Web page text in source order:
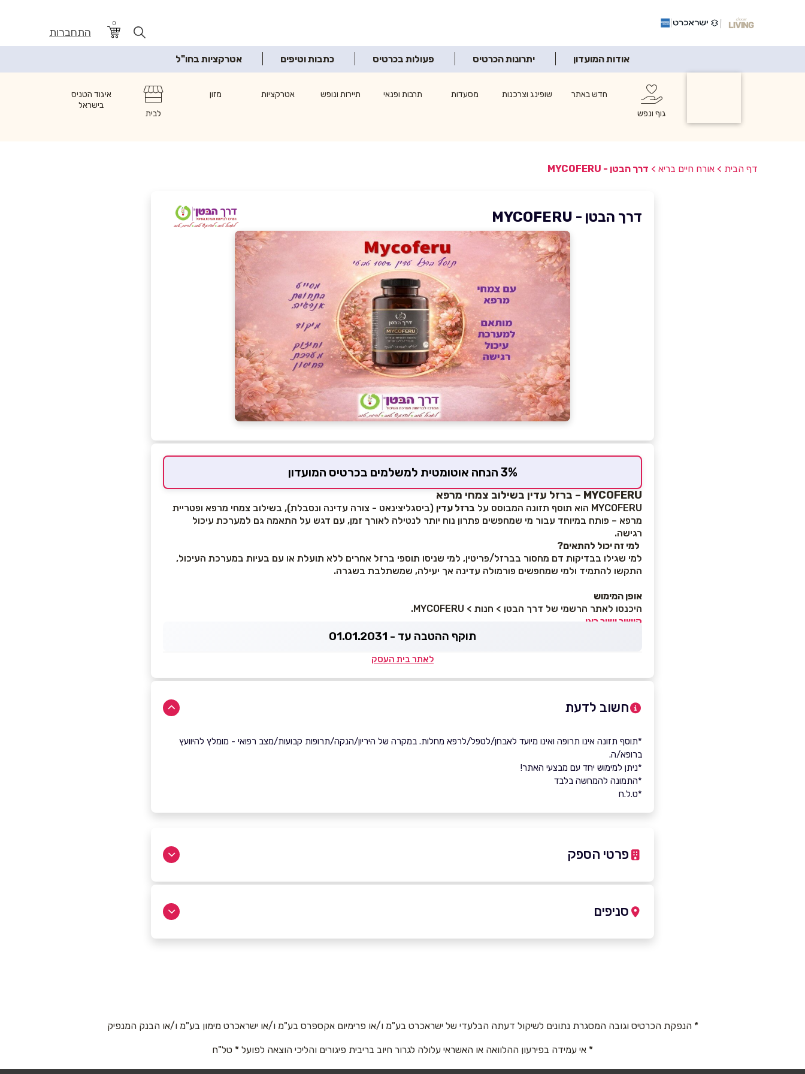
0
התחברות
אודות המועדון יתרונות הכרטיס פעולות בכרטיס כתבות וטיפים אטרקציות בחו"ל
גוף ונפש
חדש באתר שופינג וצרכנות מסעדות תרבות ופנאי תיירות ונופש אטרקציות
מזון
לבית
איגוד הטניס
בישראל
דף הבית > אורח חיים בריא > דרך הבטן - MYCOFERU
דרך הבטן - MYCOFERU
3% הנחה אוטומטית למשלמים בכרטיס המועדון
MYCOFERU – ברזל עדין בשילוב צמחי מרפא
MYCOFERU הוא תוסף תזונה המבוסס על ברזל עדין (ביסגליצינאט - צורה עדינה ונסבלת), בשילוב צמחי מרפא ופטריית
מרפא – פותח במיוחד עבור מי שמחפשים פתרון נוח יותר לנטילה לאורך זמן, עם דגש על התאמה גם למערכת עיכול
רגישה.
למי זה יכול להתאים?
למי שגילו בבדיקות דם מחסור בברזל/פריטין, למי שניסו תוספי ברזל אחרים ללא תועלת או עם בעיות במערכת העיכול,
התקשו להתמיד ולמי שמחפשים פורמולה עדינה אך יעילה, שמשתלבת בשגרה.
אופן המימוש
היכנסו לאתר הרשמי של דרך הבטן > חנות > MYCOFERU.
קישור ישיר כאן.
תוקף ההטבה עד - 01.01.2031
לאתר בית העסק
חשוב לדעת
*תוסף תזונה אינו תרופה ואינו מיועד לאבחן/לטפל/לרפא מחלות. במקרה של היריון/הנקה/תרופות קבועות/מצב רפואי - מומלץ להיוועץ
ברופא/ה.
*ניתן למימוש יחד עם מבצעי האתר!
*התמונה להמחשה בלבד
*ט.ל.ח
פרטי הספק
באתר
אימייל
סניפים
* הנפקת הכרטיס וגובה המסגרת נתונים לשיקול דעתה הבלעדי של ישראכרט בע"מ ו/או פרימיום אקספרס בע"מ ו/או ישראכרט מימון בע"מ ו/או הבנק המנפיק
* אי עמידה בפירעון ההלוואה או האשראי עלולה לגרור חיוב בריבית פיגורים והליכי הוצאה לפועל * טל"ח